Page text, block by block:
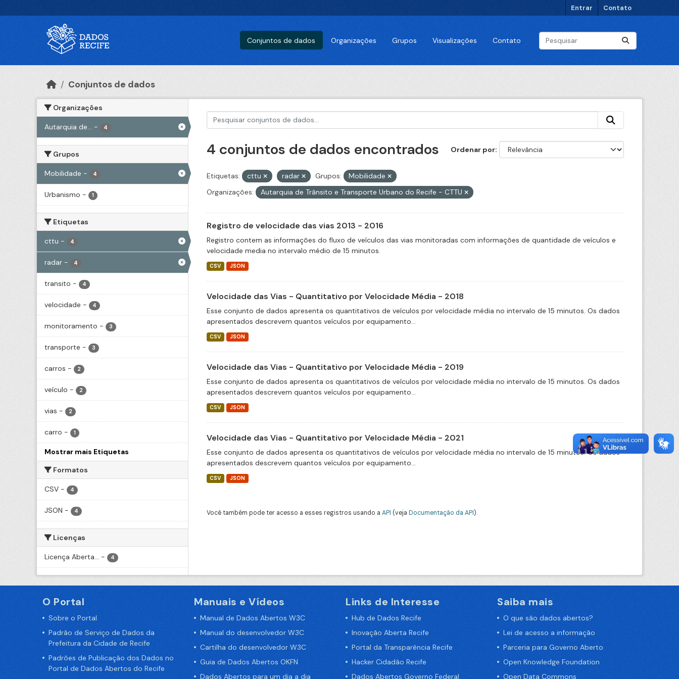
Entrar Contato
Conjuntos de dados Organizações Grupos Visualizações Contato
Conjuntos de dados
Organizações
Autarquia de... - 4
Grupos
Mobilidade - 4
Urbanismo - 1
Etiquetas
cttu - 4
radar - 4
transito - 4
velocidade - 4
monitoramento - 3
transporte - 3
carros - 2
veículo - 2
vias - 2
carro - 1
Mostrar mais Etiquetas
Formatos
CSV - 4
JSON - 4
Licenças
Licença Aberta... - 4
Ordenar por
4 conjuntos de dados encontrados
Etiquetas: cttu radar Grupos:
Mobilidade
Organizações:
Autarquia de Trânsito e Transporte Urbano do Recife - CTTU
Registro de velocidade das vias 2013 - 2016
Registro contem as informações do fluxo de veículos das vias monitoradas com informações de quantidade de veículos e
velocidade media no intervalo médio de 15 minutos.
CSV JSON
Velocidade das Vias - Quantitativo por Velocidade Média - 2018
Esse conjunto de dados apresenta os quantitativos de veículos por velocidade média no intervalo de 15 minutos. Os dados
apresentados descrevem quantos veículos por equipamento...
CSV JSON
Velocidade das Vias - Quantitativo por Velocidade Média - 2019
Esse conjunto de dados apresenta os quantitativos de veículos por velocidade média no intervalo de 15 minutos. Os dados
apresentados descrevem quantos veículos por equipamento...
CSV JSON
Velocidade das Vias - Quantitativo por Velocidade Média - 2021
Esse conjunto de dados apresenta os quantitativos de veículos por velocidade média no intervalo de 15 minutos. Os dados
apresentados descrevem quantos veículos por equipamento...
CSV JSON
Você também pode ter acesso a esses registros usando a API (veja Documentação da API).
O Portal
Sobre o Portal
Padrão de Serviço de Dados da
Prefeitura da Cidade de Recife
Padrões de Publicação dos Dados no
Portal de Dados Abertos do Recife
Manuais e Vídeos
Manual de Dados Abertos W3C
Manual do desenvolvedor W3C
Cartilha do desenvolvedor W3C
Guia de Dados Abertos OKFN
Dados Abertos para um dia a dia
Links de Interesse
Hub de Dados Recife
Inovação Aberta Recife
Portal da Transparência Recife
Hacker Cidadão Recife
Dados Abertos Governo Federal
Saiba mais
O que são dados abertos?
Lei de acesso a informação
Parceria para Governo Aberto
Open Knowledge Foundation
Open Data Commons